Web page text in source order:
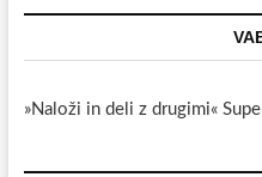
»Naloži in deli z drugimi«